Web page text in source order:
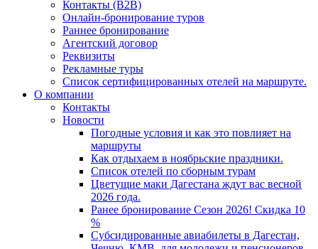
Контакты (B2B)
Онлайн-бронирование туров
Раннее бронирование
Агентский договор
Реквизиты
Рекламные туры
Список сертифицированных отелей на маршруте.
О компании
Контакты
Новости
Погодные условия и как это повлияет на
маршруты
Как отдыхаем в ноябрьские праздники.
Список отелей по сборным турам
Цветущие маки Дагестана ждут вас весной
2026 года.
Ранее бронирование Сезон 2026! Скидка 10
%
Субсидированные авиабилеты в Дагестан,